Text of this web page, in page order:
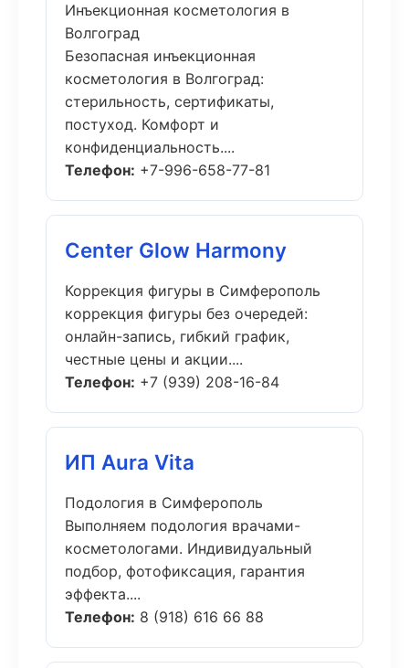
Инъекционная косметология в
Волгоград
Безопасная инъекционная
косметология в Волгоград:
стерильность, сертификаты,
постуход. Комфорт и
конфиденциальность....
Телефон: +7-996-658-77-81
Center Glow Harmony
Коррекция фигуры в Симферополь
коррекция фигуры без очередей:
онлайн-запись, гибкий график,
честные цены и акции....
Телефон: +7 (939) 208-16-84
ИП Aura Vita
Подология в Симферополь
Выполняем подология врачами-
косметологами. Индивидуальный
подбор, фотофиксация, гарантия
эффекта....
Телефон: 8 (918) 616 66 88